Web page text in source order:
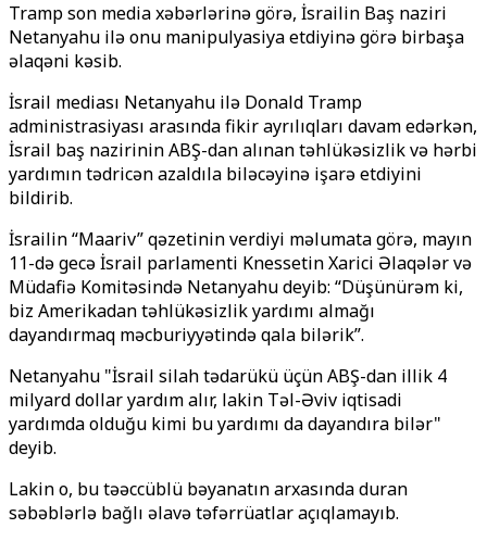
Tramp son media xəbərlərinə görə, İsrailin Baş naziri
Netanyahu ilə onu manipulyasiya etdiyinə görə birbaşa
əlaqəni kəsib.
İsrail mediası Netanyahu ilə Donald Tramp
administrasiyası arasında fikir ayrılıqları davam edərkən,
İsrail baş nazirinin ABŞ-dan alınan təhlükəsizlik və hərbi
yardımın tədricən azaldıla biləcəyinə işarə etdiyini
bildirib.
İsrailin “Maariv” qəzetinin verdiyi məlumata görə, mayın
11-də gecə İsrail parlamenti Knessetin Xarici Əlaqələr və
Müdafiə Komitəsində Netanyahu deyib: “Düşünürəm ki,
biz Amerikadan təhlükəsizlik yardımı almağı
dayandırmaq məcburiyyətində qala bilərik”.
Netanyahu "İsrail silah tədarükü üçün ABŞ-dan illik 4
milyard dollar yardım alır, lakin Təl-Əviv iqtisadi
yardımda olduğu kimi bu yardımı da dayandıra bilər"
deyib.
Lakin o, bu təəccüblü bəyanatın arxasında duran
səbəblərlə bağlı əlavə təfərrüatlar açıqlamayıb.